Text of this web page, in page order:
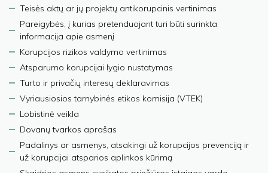
Teisės aktų ar jų projektų antikorupcinis vertinimas
Pareigybės, į kurias pretenduojant turi būti surinkta
informacija apie asmenį
Korupcijos rizikos valdymo vertinimas
Atsparumo korupcijai lygio nustatymas
Turto ir privačių interesų deklaravimas
Vyriausiosios tarnybinės etikos komisija (VTEK)
Lobistinė veikla
Dovanų tvarkos aprašas
Padalinys ar asmenys, atsakingi už korupcijos prevenciją ir
už korupcijai atsparios aplinkos kūrimą